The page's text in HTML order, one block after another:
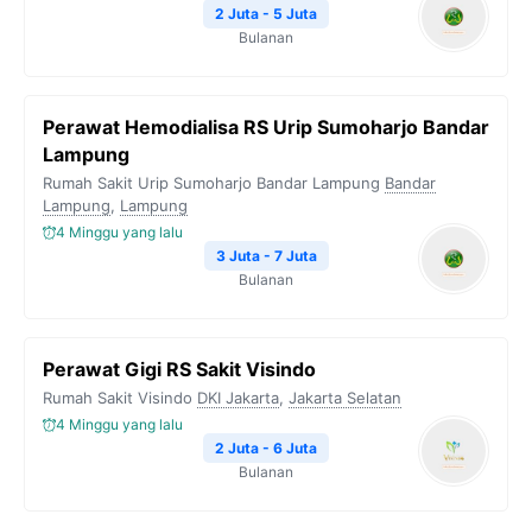
2 Juta - 5 Juta
Bulanan
Perawat Hemodialisa RS Urip Sumoharjo Bandar
Lampung
Rumah Sakit Urip Sumoharjo Bandar Lampung Bandar
Lampung, Lampung
4 Minggu yang lalu
3 Juta - 7 Juta
Bulanan
Perawat Gigi RS Sakit Visindo
Rumah Sakit Visindo DKI Jakarta, Jakarta Selatan
4 Minggu yang lalu
2 Juta - 6 Juta
Bulanan